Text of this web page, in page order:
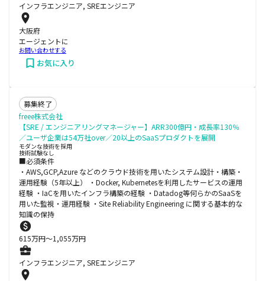
インフラエンジニア, SREエンジニア
大阪府
エージェントに
お問い合わせする
お気に入り
募集終了
freee株式会社
【SRE / エンジニアリングマネージャー】ARR300億円・成長率130％
／ユーザ企業は54万社over／20以上のSaaSプロダクトを展開
モダンな技術を採用
技術試験なし
■必須条件
・AWS,GCP,Azure などのクラウド技術を用いたシステム設計・構築・
運用経験（5年以上） ・Docker, Kubernetesを利用したサービスの運用
経験 ・IaCを用いたインフラ構築の経験 ・Datadog等何らかのSaaSを
用いた監視・運用経験 ・Site Reliability Engineering に関する基本的な
知識の保持
615万円〜1,055万円
インフラエンジニア, SREエンジニア